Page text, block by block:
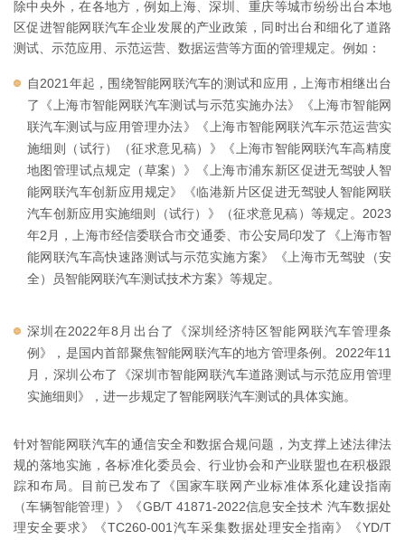
除中央外，在各地方，例如上海、深圳、重庆等城市纷纷出台本地
区促进智能网联汽车企业发展的产业政策，同时出台和细化了道路
测试、示范应用、示范运营、数据运营等方面的管理规定。例如：
自2021年起，围绕智能网联汽车的测试和应用，上海市相继出台
了《上海市智能网联汽车测试与示范实施办法》《上海市智能网
联汽车测试与应用管理办法》《上海市智能网联汽车示范运营实
施细则（试行）（征求意见稿）》《上海市智能网联汽车高精度
地图管理试点规定（草案）》《上海市浦东新区促进无驾驶人智
能网联汽车创新应用规定》《临港新片区促进无驾驶人智能网联
汽车创新应用实施细则（试行）》（征求意见稿）等规定。2023
年2月，上海市经信委联合市交通委、市公安局印发了《上海市智
能网联汽车高快速路测试与示范实施方案》《上海市无驾驶（安
全）员智能网联汽车测试技术方案》等规定。
深圳在2022年8月出台了《深圳经济特区智能网联汽车管理条
例》，是国内首部聚焦智能网联汽车的地方管理条例。2022年11
月，深圳公布了《深圳市智能网联汽车道路测试与示范应用管理
实施细则》，进一步规定了智能网联汽车测试的具体实施。
针对智能网联汽车的通信安全和数据合规问题，为支撑上述法律法
规的落地实施，各标准化委员会、行业协会和产业联盟也在积极跟
踪和布局。目前已发布了《国家车联网产业标准体系化建设指南
（车辆智能管理）》《GB/T 41871-2022信息安全技术 汽车数据处
理安全要求》《TC260-001汽车采集数据处理安全指南》《YD/T